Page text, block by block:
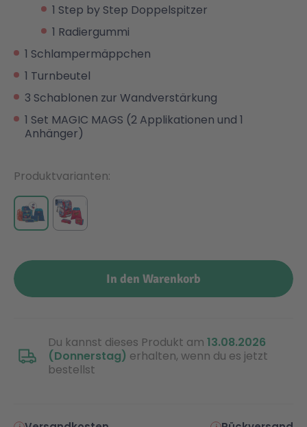
1 Step by Step Doppelspitzer
1 Radiergummi
1 Schlampermäppchen
1 Turnbeutel
3 Schablonen zur Wandverstärkung
1 Set MAGIC MAGS (2 Applikationen und 1
Anhänger)
In den Warenkorb
Du kannst dieses Produkt am 13.08.2026
(Donnerstag) erhalten, wenn du es jetzt
bestellst
Produktvarianten